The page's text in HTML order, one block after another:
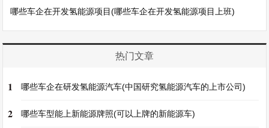
哪些车企在开发氢能源项目(哪些车企在开发氢能源项目上班)
热门文章
1 哪些车企在研发氢能源汽车(中国研究氢能源汽车的上市公司)
2 哪些车型能上新能源牌照(可以上牌的新能源车)